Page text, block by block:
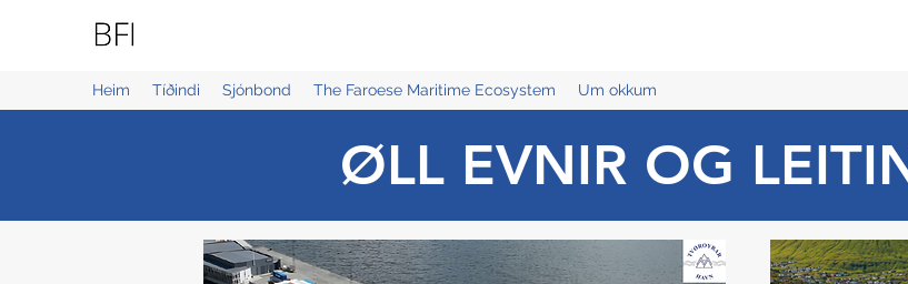
Heim Tíðindi Sjónbond The Faroese Maritime Ecosystem Um okkum
ØLL EVNIR OG